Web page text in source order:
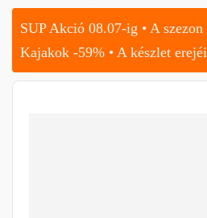
SUP Akció 08.07-ig • A szezon
Kajakok -59% • A készlet